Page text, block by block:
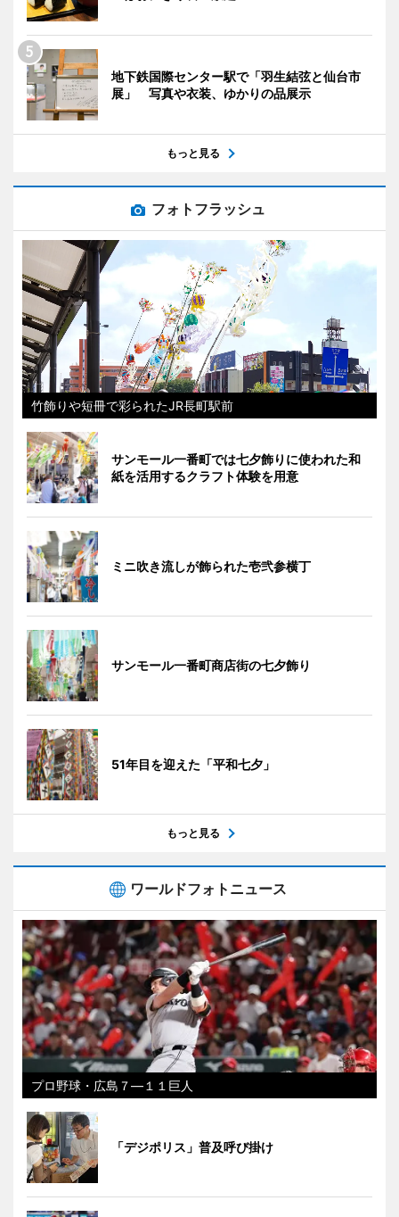
地下鉄国際センター駅で「羽生結弦と仙台市
展」 写真や衣装、ゆかりの品展示
もっと見る
フォトフラッシュ
竹飾りや短冊で彩られたJR長町駅前
サンモール一番町では七夕飾りに使われた和
紙を活用するクラフト体験を用意
ミニ吹き流しが飾られた壱弐参横丁
サンモール一番町商店街の七夕飾り
51年目を迎えた「平和七夕」
もっと見る
ワールドフォトニュース
プロ野球・広島７―１１巨人
「デジポリス」普及呼び掛け